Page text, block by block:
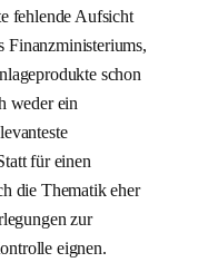
fehlende Aufsicht
Finanzministeriums,
schon
weder ein
für einen
die Thematik eher
zur
eignen.